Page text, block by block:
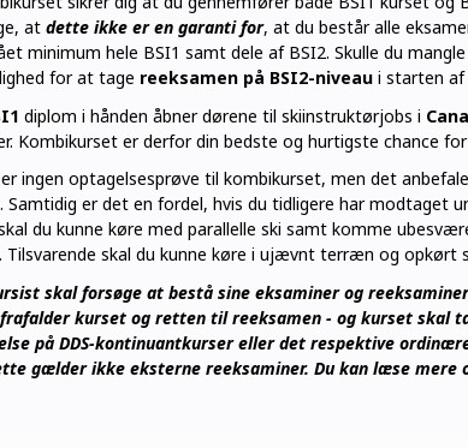
at dette ikke er en garanti for, at du består alle
minimum hele BSI1 samt dele af BSI2. Skulle du
for at tage reeksamen på BSI2-niveaui starten af
diplom i hånden åbner dørene til skiinstruktørjobs i
Kombikurset er derfor din bedste og hurtigste chance
ingen optagelsesprøve til kombikurset, men det
Samtidig er det en fordel, hvis du tidligere har modtaget
du kunne køre med parallelle ski samt komme
Tilsvarende skal du kunne køre i ujævnt terræn og opkørt
skal forsøge at bestå sine eksaminer og
kurset og retten til reeksamen - og kurset skal
på DDS-kontinuantkurser eller det respektive
gælder ikke eksterne reeksaminer. Du kan læse